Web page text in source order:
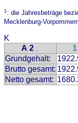
1: die Jahresbeträge
Mecklenburg-
K
A 2 .. 1
Grundgehalt:
Brutto gesamt:
Netto gesamt: